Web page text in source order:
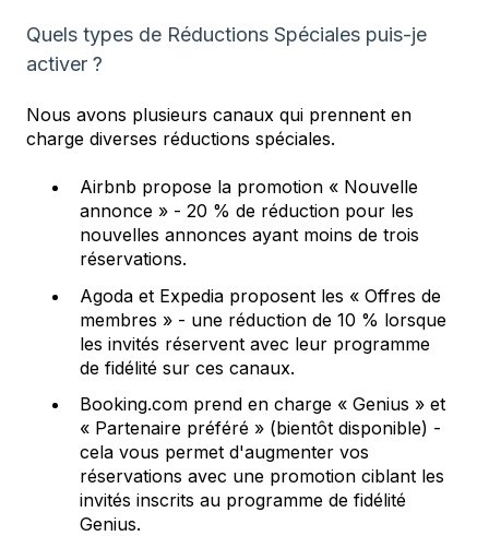
Quels types de Réductions Spéciales puis-je
activer ?
Nous avons plusieurs canaux qui prennent en
charge diverses réductions spéciales.
Airbnb propose la promotion « Nouvelle
annonce » - 20 % de réduction pour les
nouvelles annonces ayant moins de trois
réservations.
Agoda et Expedia proposent les « Offres de
membres » - une réduction de 10 % lorsque
les invités réservent avec leur programme
de fidélité sur ces canaux.
Booking.com prend en charge « Genius » et
« Partenaire préféré » (bientôt disponible) -
cela vous permet d'augmenter vos
réservations avec une promotion ciblant les
invités inscrits au programme de fidélité
Genius.